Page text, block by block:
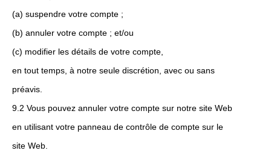
(a) suspendre votre compte ;
(b) annuler votre compte ; et/ou
(c) modifier les détails de votre compte,
en tout temps, à notre seule discrétion, avec ou sans
préavis.
9.2 Vous pouvez annuler votre compte sur notre site Web
en utilisant votre panneau de contrôle de compte sur le
site Web.